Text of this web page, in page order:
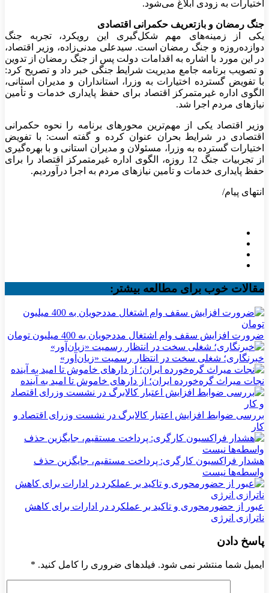
اختیارات به زودی ابلاغ می‌شود.
جنگ رمضان و بازتعریف حکمرانی اقتصادی
یکی از زمینه‌های مهم شکل‌گیری این رویکرد، تجربه جنگ
دوازده‌روزه و جنگ رمضان است. سیدعلی مدنی‌زاده، وزیر اقتصاد،
در این مورد با اشاره به اقدامات دولت پس از جنگ رمضان از تدوین
و تصویب برنامه جامع مدیریت شرایط جنگی خبر داد و تصریح کرد:
با تفویض گسترده اختیارات به وزرا، استانداران و مدیران استانی،
الگوی اداره غیرمتمرکز اقتصاد برای حفظ پایداری خدمات و تأمین
نیازهای مردم اجرا شد.
وزیر اقتصاد یکی از مهم‌ترین محورهای برنامه را نحوه حکمرانی
اقتصادی در شرایط بحران عنوان کرده و گفته است: با تفویض
اختیارات گسترده به وزرا، مسئولان و مدیران استانی و با بهره‌گیری
از تجربیات جنگ 12 روزه، الگوی اداره غیرمتمرکز اقتصاد را برای
حفظ پایداری خدمات و تأمین نیازهای مردم به اجرا درآوردیم.
انتهای پیام/
مقالات خوب برای مطالعه بیشتر:
ضرورت افزایش سقف وام اشتغال مددجویان به 400 میلیون تومان
خبرنگاری؛ شغلی سخت در انتظار رسمیت «زیان‌آور»
نجات میراث گره‌خورده ایران؛ از دارهای خاموش تا امید به آینده
بررسی ضوابط افزایش اعتبار کالابرگ در نشست وزرای اقتصاد و
کار
هشدار فراکسیون کارگری: پرداخت مستقیم، جایگزین حذف
واسطه‌ها نیست
عبور از حضورمحوری و تاکید بر عملکرد در ادارات برای کاهش
ناترازی انرژی
پاسخ دادن
ایمیل شما منتشر نمی شود. فیلدهای ضروری را کامل کنید. *